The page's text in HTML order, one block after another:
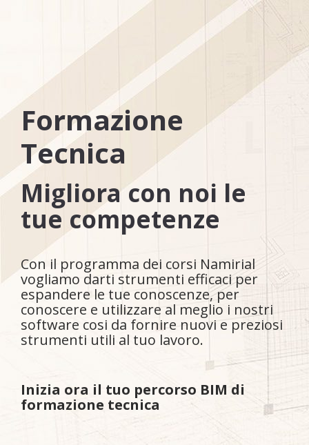
Formazione
Tecnica
Migliora con noi le
tue competenze
Con il programma dei corsi Namirial
vogliamo darti strumenti efficaci per
espandere le tue conoscenze, per
conoscere e utilizzare al meglio i nostri
software cosi da fornire nuovi e preziosi
strumenti utili al tuo lavoro.
Inizia ora il tuo percorso BIM di
formazione tecnica